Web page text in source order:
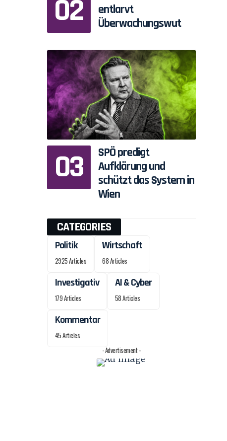
entlarvt
Überwachungswut
SPÖ predigt
Aufklärung und
schützt das System in
Wien
CATEGORIES
Politik
2925 Articles
Wirtschaft
68 Articles
Investigativ
179 Articles
AI & Cyber
58 Articles
Kommentar
45 Articles
- Advertisement -